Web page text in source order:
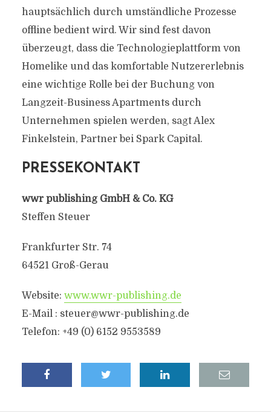
hauptsächlich durch umständliche Prozesse
offline bedient wird. Wir sind fest davon
überzeugt, dass die Technologieplattform von
Homelike und das komfortable Nutzererlebnis
eine wichtige Rolle bei der Buchung von
Langzeit-Business Apartments durch
Unternehmen spielen werden​, sagt Alex
Finkelstein, Partner bei Spark Capital.
PRESSEKONTAKT
wwr publishing GmbH & Co. KG
Steffen Steuer
Frankfurter Str. 74
64521 Groß-Gerau
Website: www.wwr-publishing.de
E-Mail : steuer@wwr-publishing.de
Telefon: +49 (0) 6152 9553589